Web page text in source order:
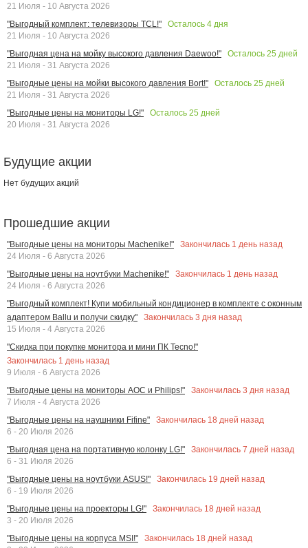
21 Июля - 10 Августа 2026
"Выгодный комплект: телевизоры TCL!"
Осталось 4 дня
21 Июля - 10 Августа 2026
"Выгодная цена на мойку высокого давления Daewoo!"
Осталось 25 дней
21 Июля - 31 Августа 2026
"Выгодные цены на мойки высокого давления Bort!"
Осталось 25 дней
21 Июля - 31 Августа 2026
"Выгодные цены на мониторы LG!"
Осталось 25 дней
20 Июля - 31 Августа 2026
Будущие акции
Нет будущих акций
Прошедшие акции
"Выгодные цены на мониторы Machenike!" Закончилась 1 день назад
24 Июля - 6 Августа 2026
"Выгодные цены на ноутбуки Machenike!"
Закончилась 1 день назад
24 Июля - 6 Августа 2026
"Выгодный комплект! Купи мобильный кондиционер в комплекте с оконным
адаптером Ballu и получи скидку"
Закончилась 3 дня назад
15 Июля - 4 Августа 2026
"Скидка при покупке монитора и мини ПК Tecno!"
Закончилась 1 день назад
9 Июля - 6 Августа 2026
"Выгодные цены на мониторы AOC и Philips!"
Закончилась 3 дня назад
7 Июля - 4 Августа 2026
"Выгодные цены на наушники Fifine"
Закончилась 18 дней назад
6 - 20 Июля 2026
"Выгодная цена на портативную колонку LG!"
Закончилась 7 дней назад
6 - 31 Июля 2026
"Выгодные цены на ноутбуки ASUS!"
Закончилась 19 дней назад
6 - 19 Июля 2026
"Выгодные цены на проекторы LG!"
Закончилась 18 дней назад
3 - 20 Июля 2026
"Выгодные цены на корпуса MSI!"
Закончилась 18 дней назад